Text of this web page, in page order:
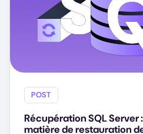
POST
Récupération SQL Server
matière de restauration